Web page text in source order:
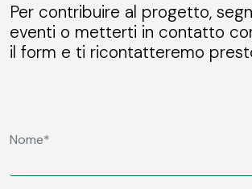
Per contribuire al progetto,
eventi o metterti in contatto
il form e ti ricontatteremo